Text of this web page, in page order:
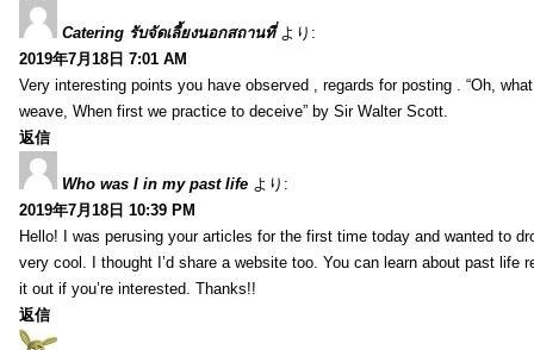
Catering รับจัดเลี้ยงนอกสถานที่ より:
2019年7月18日 7:01 AM
Very interesting points you have observed , regards for posting . “Oh,
weave, When first we practice to deceive” by Sir Walter Scott.
返信
Who was I in my past life より:
2019年7月18日 10:39 PM
Hello! I was perusing your articles for the first time today and wanted to
very cool. I thought I’d share a website too. You can learn about past life
it out if you’re interested. Thanks!!
返信